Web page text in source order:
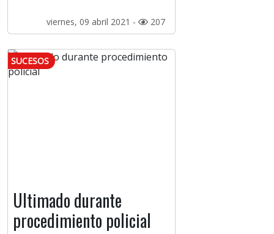
viernes, 09 abril 2021 - 207
SUCESOS
Ultimado durante
procedimiento policial